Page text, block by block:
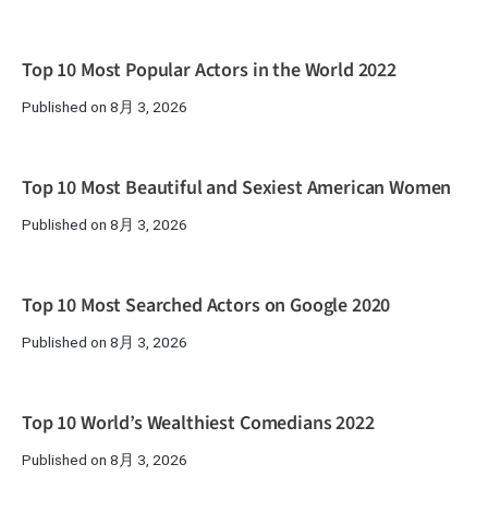
Top 10 Most Popular Actors in the World 2022
Published on 8月 3, 2026
Top 10 Most Beautiful and Sexiest American Women
Published on 8月 3, 2026
Top 10 Most Searched Actors on Google 2020
Published on 8月 3, 2026
Top 10 World’s Wealthiest Comedians 2022
Published on 8月 3, 2026